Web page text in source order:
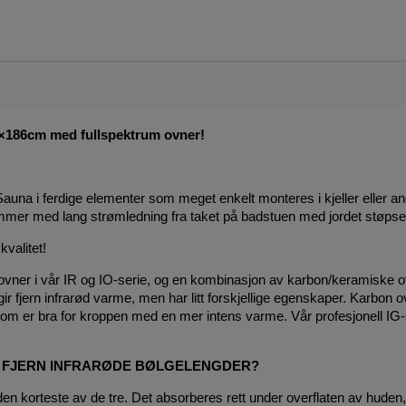
med fullspektrum ovner!
i ferdige elementer som meget enkelt monteres i kjeller eller
med lang strømledning fra taket på badstuen med jordet
i vår IR og IO-serie, og en kombinasjon av karbon/keramiske
fjern infrarød varme, men har litt forskjellige egenskaper. Karbon
er bra for kroppen med en mer intens varme. Vår profesjonell
INFRARØDE BØLGELENGDER?
korteste av de tre. Det absorberes rett under overflaten av